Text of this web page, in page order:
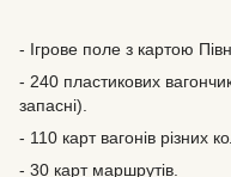
- Ігрове поле з картою
- 240 пластикових
запасні).
- 110 карт вагонів різних
- 30 карт маршрутів.